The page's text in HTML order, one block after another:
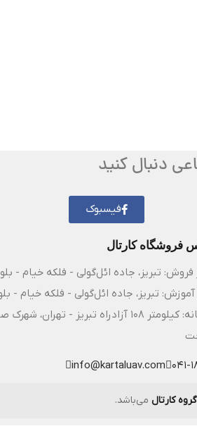
دنبال کنید
فیسبوک
فروشگاه کارتال
فروش: تبریز، جاده ائل‌گولی - فلکه خیام -
آموزش: تبریز، جاده ائل‌گولی - فلکه خیام -
کارخانه: کیلومتر ۱۰۸ آزادراه
041-
info@kartaluav.com
گروه کارتال می‌باشد.